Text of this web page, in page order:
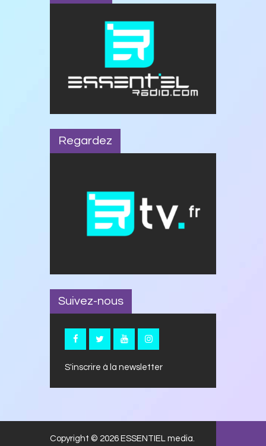
Regardez
Suivez-nous
S'inscrire à la newsletter
Copyright © 2026 ESSENTIEL media.